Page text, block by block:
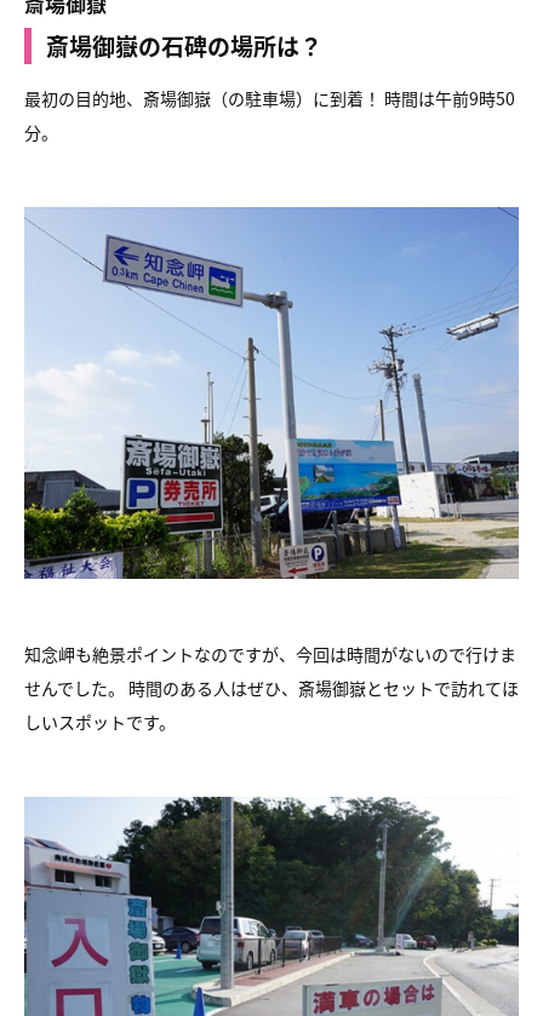
斎場御嶽の石碑の場所は？
最初の目的地、斎場御嶽（の駐車場）に到着！ 時間は午前9時50
分。
知念岬も絶景ポイントなのですが、今回は時間がないので行けま
せんでした。 時間のある人はぜひ、斎場御嶽とセットで訪れてほ
しいスポットです。